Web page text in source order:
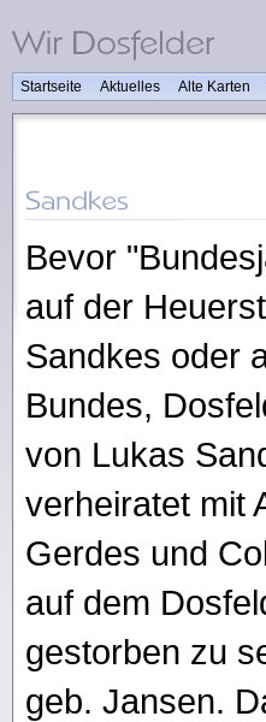
Startseite Aktuelles Alte Karten
Bevor
auf der
Sandkes oder
Bundes,
von Lukas
verheiratet mit
Gerdes und
auf dem
gestorben zu
geb. Jansen.